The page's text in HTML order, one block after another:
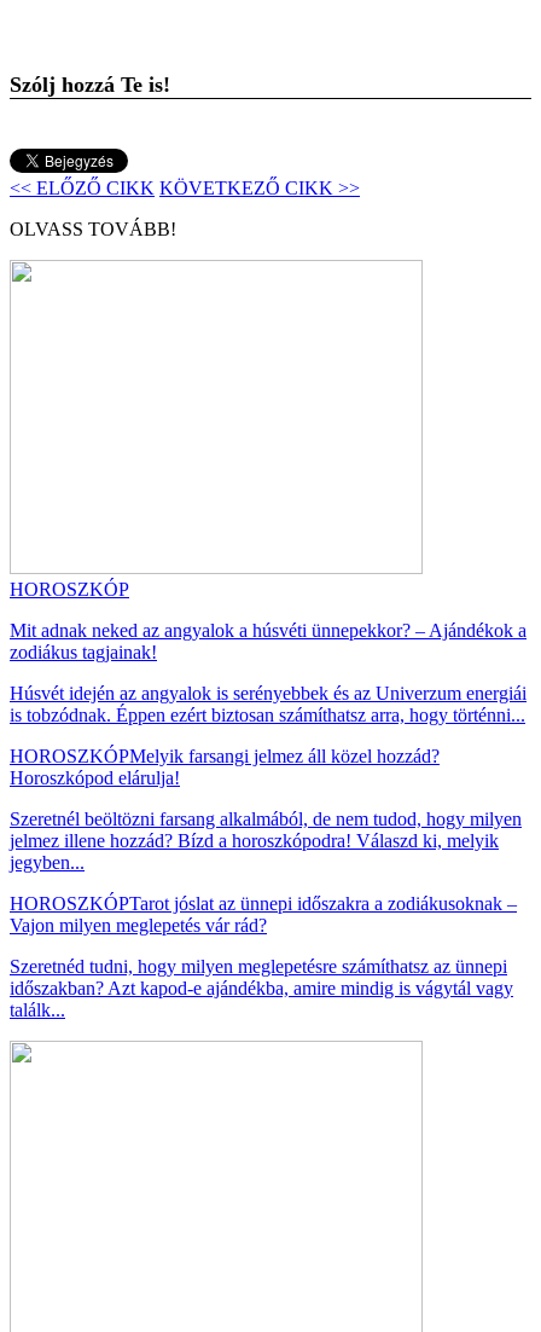
Szólj hozzá Te is!
<< ELŐZŐ CIKK KÖVETKEZŐ CIKK >>
OLVASS TOVÁBB!
HOROSZKÓP
Mit adnak neked az angyalok a húsvéti ünnepekkor? – Ajándékok a
zodiákus tagjainak!
Húsvét idején az angyalok is serényebbek és az Univerzum energiái
is tobzódnak. Éppen ezért biztosan számíthatsz arra, hogy történni...
HOROSZKÓPMelyik farsangi jelmez áll közel hozzád?
Horoszkópod elárulja!
Szeretnél beöltözni farsang alkalmából, de nem tudod, hogy milyen
jelmez illene hozzád? Bízd a horoszkópodra! Válaszd ki, melyik
jegyben...
HOROSZKÓPTarot jóslat az ünnepi időszakra a zodiákusoknak –
Vajon milyen meglepetés vár rád?
Szeretnéd tudni, hogy milyen meglepetésre számíthatsz az ünnepi
időszakban? Azt kapod-e ajándékba, amire mindig is vágytál vagy
találk...